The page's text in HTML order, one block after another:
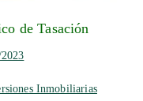
de Tasación
Inmobiliarias